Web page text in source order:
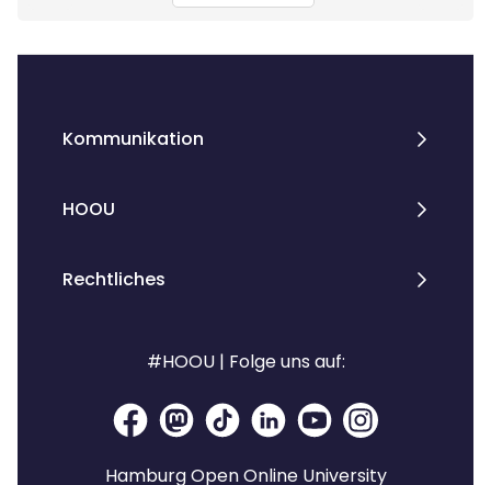
Kommunikation
HOOU
Rechtliches
#HOOU | Folge uns auf:
Hamburg Open Online University